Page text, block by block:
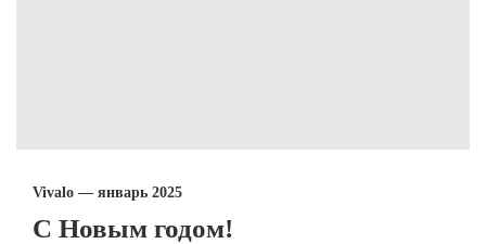
Vivalo — январь 2025
С Новым годом!